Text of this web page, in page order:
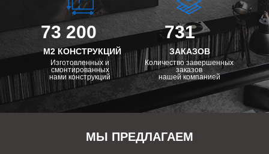
73 200
М2 КОНСТРУКЦИЙ
Изготовленных и
смонтированных
нами конструкций
731
ЗАКАЗОВ
Количество завершенных
заказов
нашей компанией
МЫ ПРЕДЛАГАЕМ